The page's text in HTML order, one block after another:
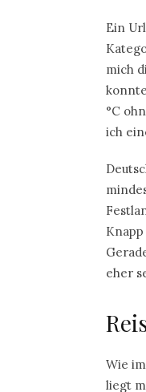
Ein
mich
°C
ich
eher
Wie
liegt